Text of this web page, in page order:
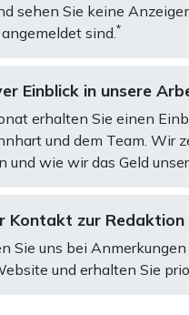
sehen Sie keine
sind. *
Einblick in unsere
erhalten Sie einen
und dem Team. Wir
und wie wir das Geld
Kontakt zur Redaktion
Sie uns bei
und erhalten Sie